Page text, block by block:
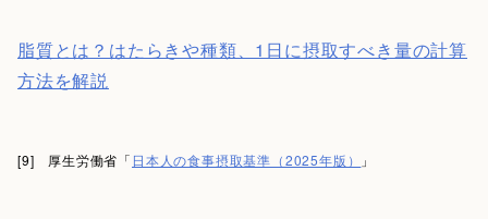
脂質とは？はたらきや種類、1日に摂取すべき量の計算
方法を解説
[9] 厚生労働省「 日本人の食事摂取基準（2025年版） 」